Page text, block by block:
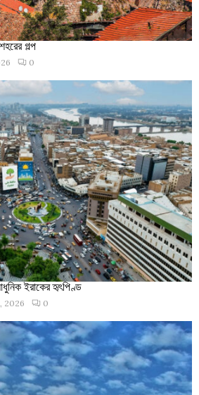
গল্প
0
ইরাকের হৃৎপিণ্ড
2026 0